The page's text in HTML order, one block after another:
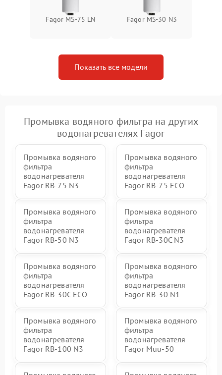
Fagor MS-75 LN Fagor MS-30 N3
Показать все модели
Промывка водяного фильтра на других
водонагревателях Fagor
Промывка водяного
фильтра
водонагревателя
Fagor RB-75 N3
Промывка водяного
фильтра
водонагревателя
Fagor RB-75 ECO
Промывка водяного
фильтра
водонагревателя
Fagor RB-50 N3
Промывка водяного
фильтра
водонагревателя
Fagor RB-30C N3
Промывка водяного
фильтра
водонагревателя
Fagor RB-30C ECO
Промывка водяного
фильтра
водонагревателя
Fagor RB-30 N1
Промывка водяного
фильтра
водонагревателя
Fagor RB-100 N3
Промывка водяного
фильтра
водонагревателя
Fagor Muu-50